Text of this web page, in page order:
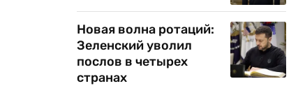
Новая волна ротаций:
Зеленский уволил
послов в четырех
странах